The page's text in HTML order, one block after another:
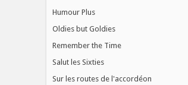
Humour Plus
Oldies but Goldies
Remember the Time
Salut les Sixties
Sur les routes de l'accordéon